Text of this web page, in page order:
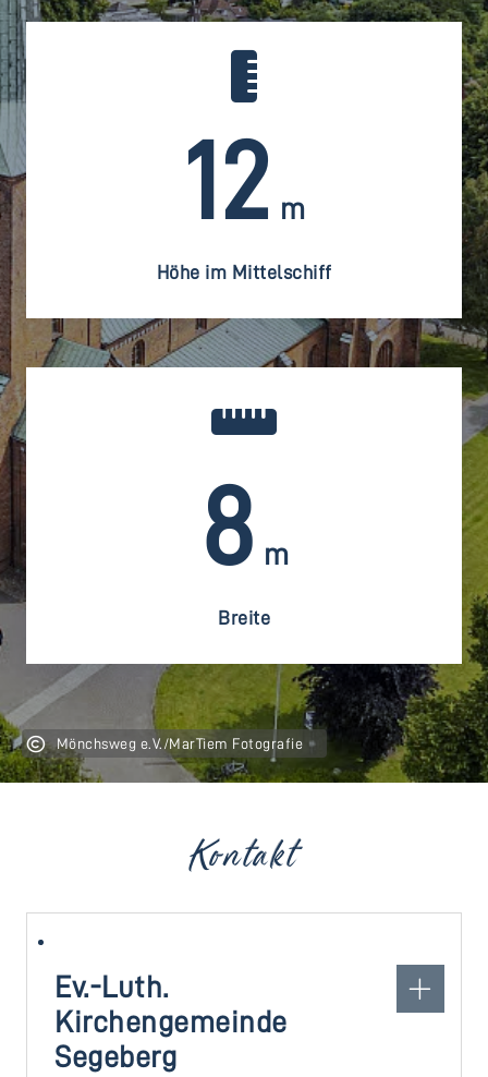
12 m
Höhe im Mittelschiff
8 m
Breite
Mönchsweg e.V./MarTiem Fotografie
Kontakt
Ev.-Luth.
Kirchengemeinde
Segeberg